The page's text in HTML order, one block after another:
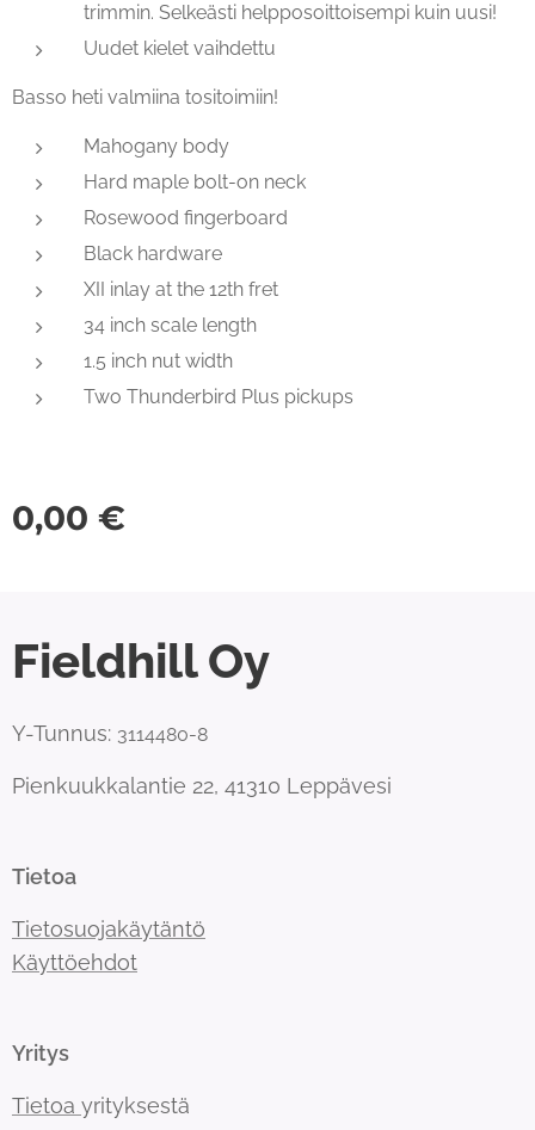
trimmin. Selkeästi helpposoittoisempi kuin uusi!
Uudet kielet vaihdettu
Basso heti valmiina tositoimiin!
Mahogany body
Hard maple bolt-on neck
Rosewood fingerboard
Black hardware
XII inlay at the 12th fret
34 inch scale length
1.5 inch nut width
Two Thunderbird Plus pickups
0,00 €
Fieldhill Oy
Y-Tunnus: 3114480-8
Pienkuukkalantie 22, 41310 Leppävesi
Tietoa
Tietosuojakäytäntö
Käyttöehdot
Yritys
Tietoa yrityksestä